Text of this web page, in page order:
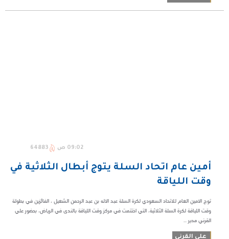
09:02 ص 64883
أمين عام اتحاد السلة يتوج أبطال الثلاثية في
وقت اللياقة
توج الامين العام للاتحاد السعودي لكرة السلة عبد الاله بن عبد الرحمن الشعيل ، الفائزين في بطولة
وقت اللياقة لكرة السلة الثلاثية، التي اختتمت في مركز وقت اللياقة بالندى في الرياض، بحضور علي
القرني مدير ...
علي القرني